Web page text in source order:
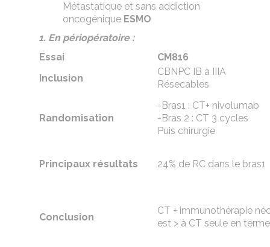
Métastatique et sans addiction
oncogénique ESMO
1. En périopératoire :
Essai
CM816
Inclusion
CBNPC IB à IIIA
Résecables
Randomisation
-Bras1 : CT+ nivolumab
-Bras 2 : CT 3 cycles
Puis chirurgie
Principaux résultats 24% de RC dans le bras1
Conclusion
CT + immunothérapie
est > à CT seule en